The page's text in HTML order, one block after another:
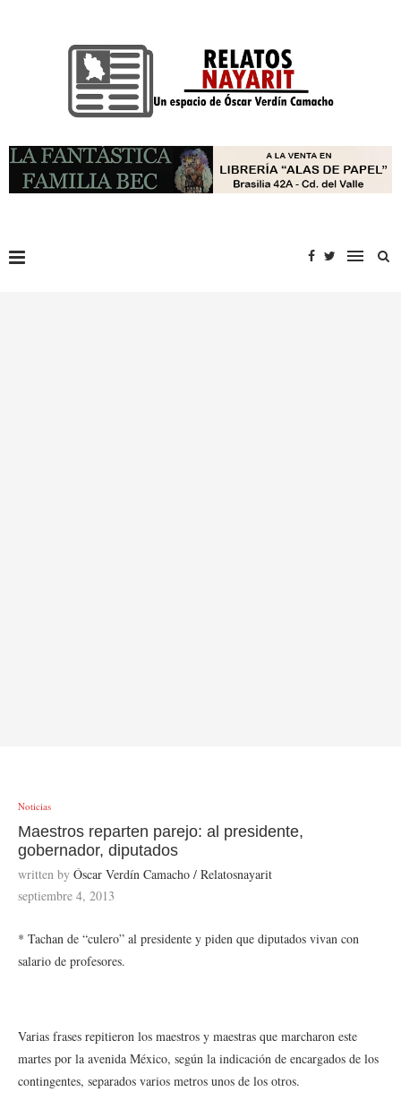
Noticias
Maestros reparten parejo: al presidente,
gobernador, diputados
written by Óscar Verdín Camacho / Relatosnayarit
septiembre 4, 2013
* Tachan de “culero” al presidente y piden que diputados vivan con
salario de profesores.
Varias frases repitieron los maestros y maestras que marcharon este
martes por la avenida México, según la indicación de encargados de los
contingentes, separados varios metros unos de los otros.